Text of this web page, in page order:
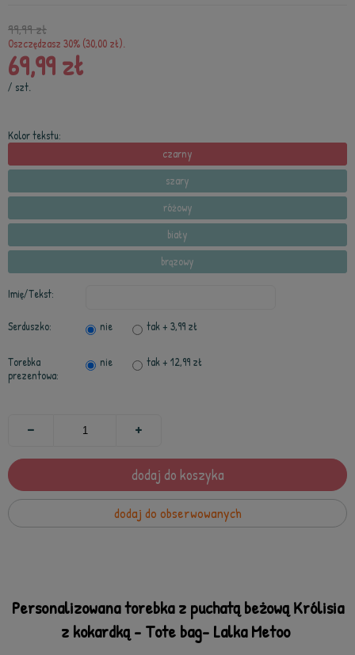
99,99 zł
Oszczędzasz 30% (30,00 zł).
69,99 zł
/ szt.
Kolor tekstu:
czarny
szary
różowy
biały
brązowy
Imię/Tekst:
Serduszko: nie tak+ 3,99 zł
Torebka
prezentowa:
nie tak+ 12,99 zł
dodaj do koszyka
dodaj do obserwowanych
Personalizowana torebka z puchatą beżową Królisia
z kokardką - Tote bag- Lalka Metoo